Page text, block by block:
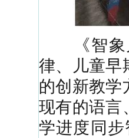
《智象儿
律、儿童早
的创新教学
现有的语言
学进度同